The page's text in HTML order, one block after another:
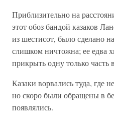
Приблизительно на
этот обоз бандой казаков
из шестисот, было сделано
слишком ничтожна; ее едва
прикрыть одну только часть
Казаки ворвались туда, где
но скоро были обращены в
появлялись.